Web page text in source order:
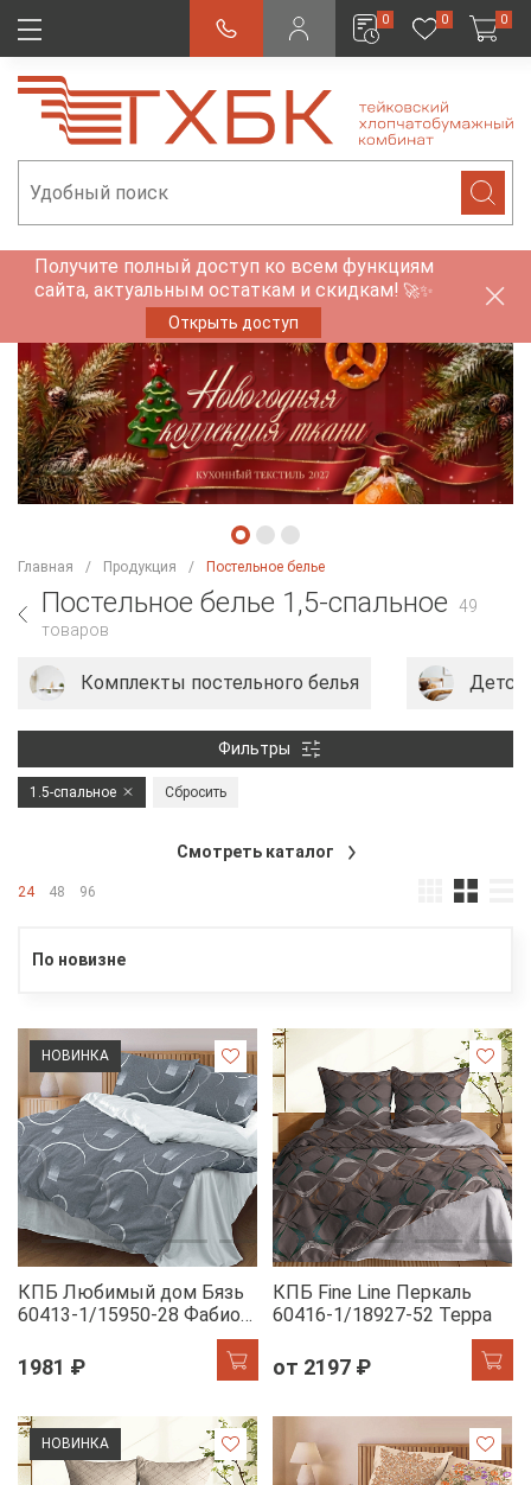
0 0 0
Получите полный доступ ко всем функциям
сайта, актуальным остаткам и скидкам! 🚀✨
Открыть доступ
Главная Продукция Постельное белье
Постельное белье 1,5-спальное
49
товаров
Комплекты постельного белья
Фильтры
1.5-спальное Сбросить
Смотреть каталог
24 48 96
По новизне
НОВИНКА
КПБ Любимый дом Бязь
60413-1/15950-28 Фабио
1981 ₽
КПБ Fine Line Перкаль
60416-1/18927-52 Терра
от 2197 ₽
НОВИНКА